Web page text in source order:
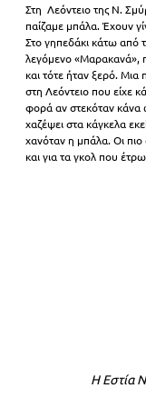
Στη  Λεόντειο της Ν.
παίζαμε μπάλα. Έχουν
Στο γηπεδάκι κάτω από
λεγόμενο «Μαρακανά»,
και τότε ήταν ξερό. Μια
στη Λεόντειο που είχε
φορά αν στεκόταν κάνα
χαζέψει στα κάγκελα
χανόταν η μπάλα. Οι
και για τα γκολ που
Η Εστία